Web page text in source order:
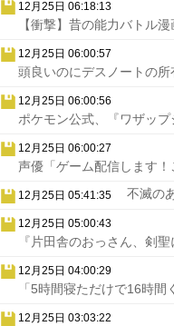
12月25日 06:18:13
【衝撃】昔の能力バトル
12月25日 06:00:57
頭良いのにデスノートの所
12月25日 06:00:56
ポケモン公式、『ワザップ
12月25日 06:00:27
声優「ゲーム配信します
12月25日 05:41:35 不滅の
12月25日 05:00:43
『片田舎のおっさん、剣
12月25日 04:00:29
「5時間寝ただけで16時間
12月25日 03:03:22